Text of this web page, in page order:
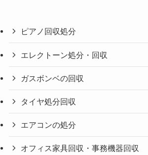
ピアノ回収処分
エレクトーン処分・回収
ガスボンベの回収
タイヤ処分回収
エアコンの処分
オフィス家具回収・事務機器回収